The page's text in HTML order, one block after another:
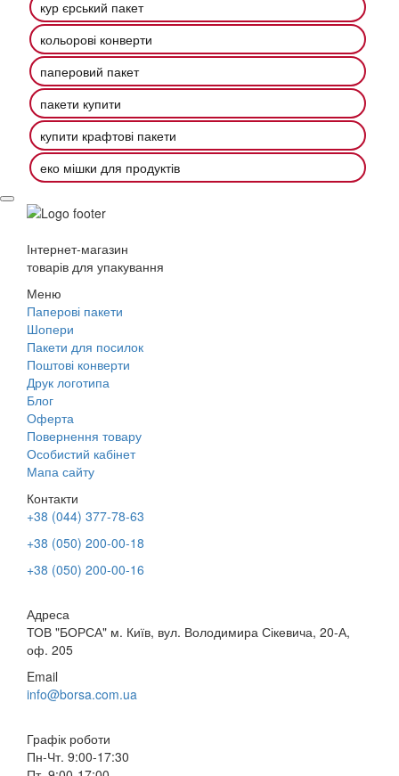
кур єрський пакет
кольорові конверти
паперовий пакет
пакети купити
купити крафтові пакети
еко мішки для продуктів
Інтернет-магазин
товарів для упакування
Меню
Паперові пакети
Шопери
Пакети для посилок
Поштові конверти
Друк логотипа
Блог
Оферта
Повернення товару
Особистий кабінет
Мапа сайту
Контакти
+38 (044) 377-78-63
+38 (050) 200-00-18
+38 (050) 200-00-16
Адреса
ТОВ "БОРСА" м. Київ, вул. Володимира Сікевича, 20-А,
оф. 205
Email
info@borsa.com.ua
Графік роботи
Пн-Чт. 9:00-17:30